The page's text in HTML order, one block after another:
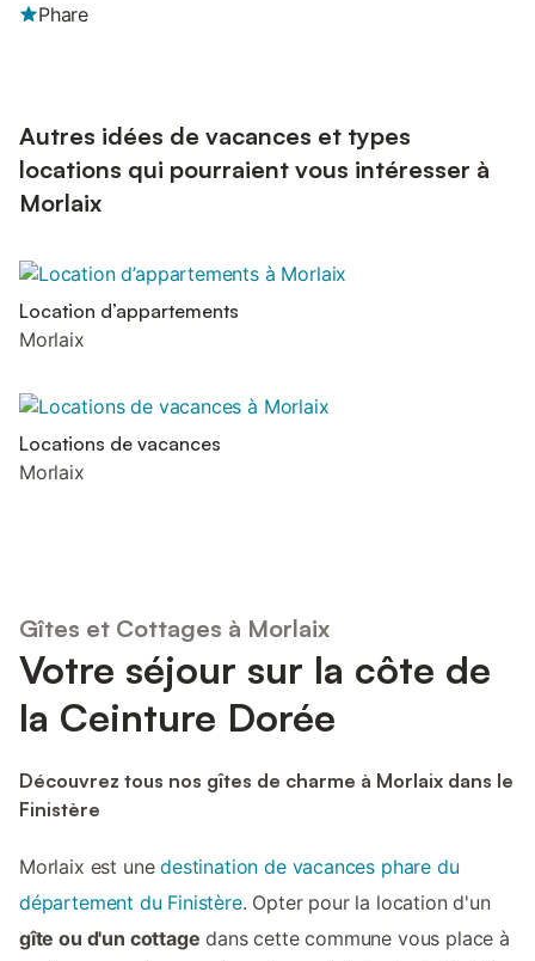
Phare
Autres idées de vacances et types
locations qui pourraient vous intéresser à
Morlaix
Location d’appartements
Morlaix
Locations de vacances
Morlaix
Gîtes et Cottages à Morlaix
Votre séjour sur la côte de
la Ceinture Dorée
Découvrez tous nos gîtes de charme à Morlaix dans le
Finistère
Morlaix est unedestination de vacances phare du
département du Finistère. Opter pour la location d'un
gîte ou d'un cottage dans cette commune vous place à